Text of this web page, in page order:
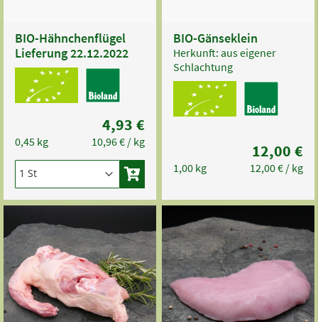
BIO-Hähnchenflügel
Lieferung 22.12.2022
0,45 kg
4,93 €
10,96 €/ kg
BIO-Gänseklein
Herkunft: aus eigener
Schlachtung
1,00 kg
12,00 €
12,00 €/ kg